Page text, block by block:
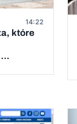
14:22
które